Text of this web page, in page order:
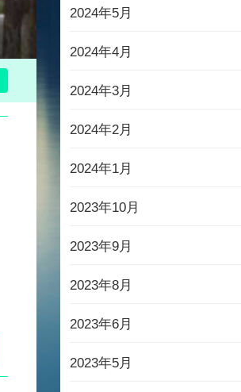
2024年5月
2024年4月
2024年3月
2024年2月
2024年1月
2023年10月
2023年9月
2023年8月
2023年6月
2023年5月